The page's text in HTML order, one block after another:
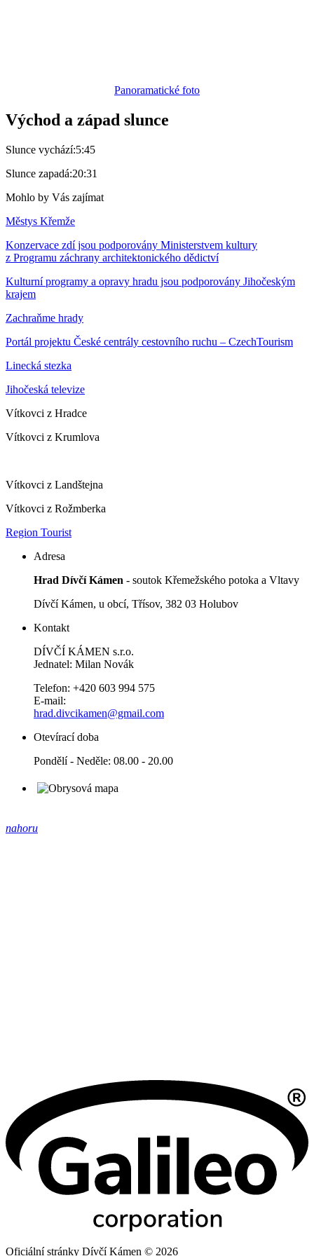
Panoramatické foto
Východ a západ slunce
Slunce vychází:5:45
Slunce zapadá:20:31
Mohlo by Vás zajímat
Městys Křemže
Konzervace zdí jsou podporovány Ministerstvem kultury
z Programu záchrany architektonického dědictví
Kulturní programy a opravy hradu jsou podporovány Jihočeským
krajem
Zachraňme hrady
Portál projektu České centrály cestovního ruchu – CzechTourism
Linecká stezka
Jihočeská televize
Vítkovci z Hradce
Vítkovci z Krumlova
Vítkovci z Landštejna
Vítkovci z Rožmberka
Region Tourist
Adresa
Hrad Dívčí Kámen - soutok Křemežského potoka a Vltavy
Dívčí Kámen, u obcí, Třísov, 382 03 Holubov
Kontakt
DÍVČÍ KÁMEN s.r.o.
Jednatel: Milan Novák
Telefon: +420 603 994 575
E-mail:
hrad.divcikamen@gmail.com
Otevírací doba
Pondělí - Neděle: 08.00 - 20.00
nahoru
Oficiální stránky Dívčí Kámen © 2026